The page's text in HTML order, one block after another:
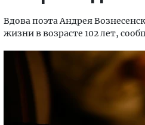
Вдова поэта Андрея
жизни в возрасте 102 лет,